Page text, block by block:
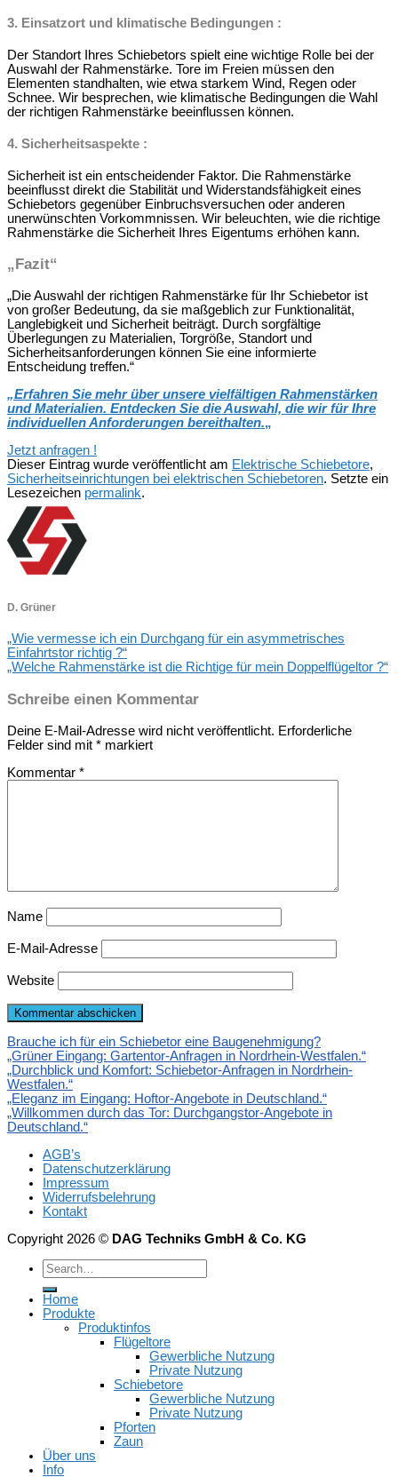
3. Einsatzort und klimatische Bedingungen :
Der Standort Ihres Schiebetors spielt eine wichtige Rolle bei der
Auswahl der Rahmenstärke. Tore im Freien müssen den
Elementen standhalten, wie etwa starkem Wind, Regen oder
Schnee. Wir besprechen, wie klimatische Bedingungen die Wahl
der richtigen Rahmenstärke beeinflussen können.
4. Sicherheitsaspekte :
Sicherheit ist ein entscheidender Faktor. Die Rahmenstärke
beeinflusst direkt die Stabilität und Widerstandsfähigkeit eines
Schiebetors gegenüber Einbruchsversuchen oder anderen
unerwünschten Vorkommnissen. Wir beleuchten, wie die richtige
Rahmenstärke die Sicherheit Ihres Eigentums erhöhen kann.
„Fazit“
„Die Auswahl der richtigen Rahmenstärke für Ihr Schiebetor ist
von großer Bedeutung, da sie maßgeblich zur Funktionalität,
Langlebigkeit und Sicherheit beiträgt. Durch sorgfältige
Überlegungen zu Materialien, Torgröße, Standort und
Sicherheitsanforderungen können Sie eine informierte
Entscheidung treffen.“
„Erfahren Sie mehr über unsere vielfältigen Rahmenstärken
und Materialien. Entdecken Sie die Auswahl, die wir für Ihre
individuellen Anforderungen bereithalten.„
Jetzt anfragen !
Dieser Eintrag wurde veröffentlicht am Elektrische Schiebetore,
Sicherheitseinrichtungen bei elektrischen Schiebetoren. Setzte ein
Lesezeichen permalink.
D. Grüner
„Wie vermesse ich ein Durchgang für ein asymmetrisches
Einfahrtstor richtig ?“
„Welche Rahmenstärke ist die Richtige für mein Doppelflügeltor ?“
Schreibe einen Kommentar
Deine E-Mail-Adresse wird nicht veröffentlicht. Erforderliche
Felder sind mit * markiert
Kommentar *
Name
E-Mail-Adresse
Website
Brauche ich für ein Schiebetor eine Baugenehmigung?
„Grüner Eingang: Gartentor-Anfragen in Nordrhein-Westfalen.“
„Durchblick und Komfort: Schiebetor-Anfragen in Nordrhein-
Westfalen.“
„Eleganz im Eingang: Hoftor-Angebote in Deutschland.“
„Willkommen durch das Tor: Durchgangstor-Angebote in
Deutschland.“
AGB’s
Datenschutzerklärung
Impressum
Widerrufsbelehrung
Kontakt
Copyright 2026 © DAG Techniks GmbH & Co. KG
Home
Produkte
Produktinfos
Flügeltore
Gewerbliche Nutzung
Private Nutzung
Schiebetore
Gewerbliche Nutzung
Private Nutzung
Pforten
Zaun
Über uns
Info